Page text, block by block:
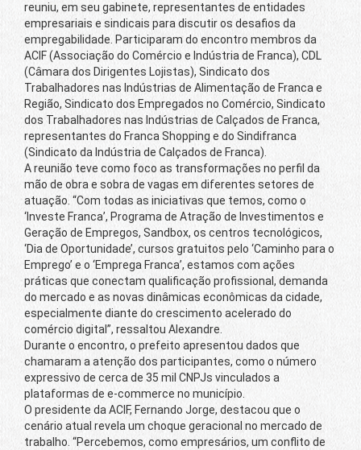
reuniu, em seu gabinete, representantes de entidades
empresariais e sindicais para discutir os desafios da
empregabilidade. Participaram do encontro membros da
ACIF (Associação do Comércio e Indústria de Franca), CDL
(Câmara dos Dirigentes Lojistas), Sindicato dos
Trabalhadores nas Indústrias de Alimentação de Franca e
Região, Sindicato dos Empregados no Comércio, Sindicato
dos Trabalhadores nas Indústrias de Calçados de Franca,
representantes do Franca Shopping e do Sindifranca
(Sindicato da Indústria de Calçados de Franca).
A reunião teve como foco as transformações no perfil da
mão de obra e sobra de vagas em diferentes setores de
atuação. “Com todas as iniciativas que temos, como o
‘Investe Franca’, Programa de Atração de Investimentos e
Geração de Empregos, Sandbox, os centros tecnológicos,
‘Dia de Oportunidade’, cursos gratuitos pelo ‘Caminho para o
Emprego’ e o ‘Emprega Franca’, estamos com ações
práticas que conectam qualificação profissional, demanda
do mercado e as novas dinâmicas econômicas da cidade,
especialmente diante do crescimento acelerado do
comércio digital”, ressaltou Alexandre.
Durante o encontro, o prefeito apresentou dados que
chamaram a atenção dos participantes, como o número
expressivo de cerca de 35 mil CNPJs vinculados a
plataformas de e-commerce no município.
O presidente da ACIF, Fernando Jorge, destacou que o
cenário atual revela um choque geracional no mercado de
trabalho. “Percebemos, como empresários, um conflito de